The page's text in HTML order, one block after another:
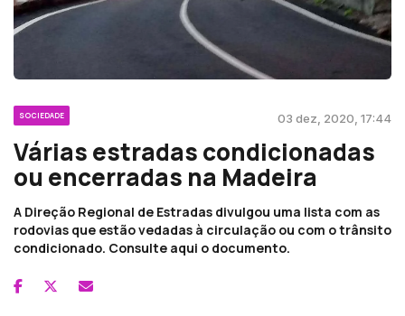
SOCIEDADE 03 dez, 2020, 17:44
Várias estradas condicionadas
ou encerradas na Madeira
A Direção Regional de Estradas divulgou uma lista com as
rodovias que estão vedadas à circulação ou com o trânsito
condicionado. Consulte aqui o documento.